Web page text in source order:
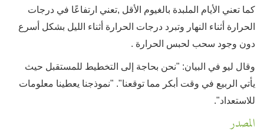
كما تعني الأيام الملبدة بالغيوم الأقل ,تعني ارتفاعًا في درجات
الحرارة أثناء النهار وتبرد درجات الحرارة أثناء الليل بشكل أسرع
دون وجود سحب لحبس الحرارة .
وقال ليو في البيان: "نحن بحاجة إلى التخطيط للمستقبل حيث
يأتي الربيع في وقت أبكر مما توقعنا". "نموذجنا يعطينا معلومات
للاستعداد".
المصدر